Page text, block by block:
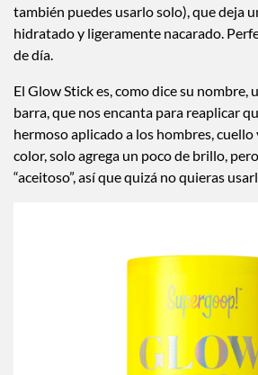
también puedes usarlo solo), que deja
hidratado y ligeramente nacarado.
de día.
El Glow Stick es, como dice su nombre,
barra, que nos encanta para reaplicar
hermoso aplicado a los hombres,
color, solo agrega un poco de brillo,
“aceitoso”, así que quizá no quieras